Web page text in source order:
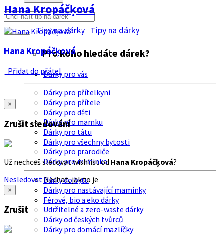
Tipy na dárky Tipy na dárky
Pro koho hledáte dárek?
Dárky pro vás
Dárky pro přítelkyni
Dárky pro přítele
Dárky pro děti
Dárky pro mamku
Dárky pro tátu
Dárky pro všechny bytosti
Dárky pro prarodiče
Dárky pro miminka
Dárky do bytu
Dárky pro nastávající maminky
Férové, bio a eko dárky
Udržitelné a zero-waste dárky
Dárky od českých tvůrců
Dárky pro domácí mazlíčky
Hana Kropáčķová
Hana Kropáčķová
Přidat do přátel
×
Zrušit sledování
Už nechceš sledovat wishlist od Hana Kropáčķová?
Nesledovat Nechat, jak to je
×
Zrušit